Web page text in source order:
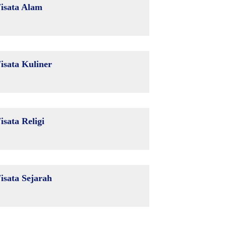
Alam
Kuliner
Religi
Sejarah